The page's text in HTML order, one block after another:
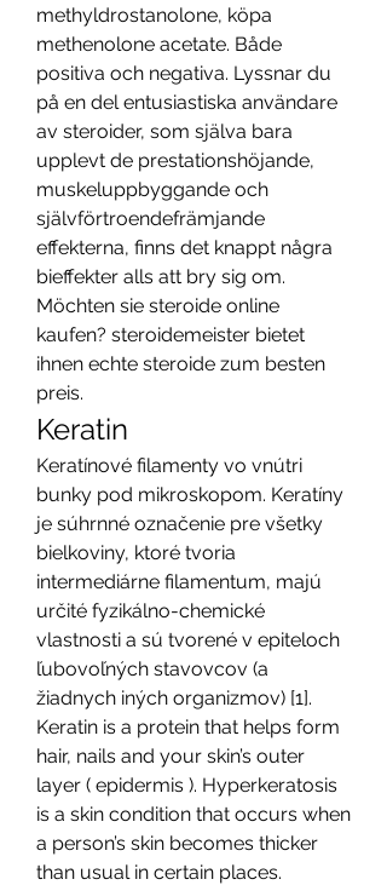
methyldrostanolone, köpa
methenolone acetate. Både
positiva och negativa. Lyssnar du
på en del entusiastiska användare
av steroider, som själva bara
upplevt de prestationshöjande,
muskeluppbyggande och
självförtroendefrämjande
effekterna, finns det knappt några
bieffekter alls att bry sig om.
Möchten sie steroide online
kaufen? steroidemeister bietet
ihnen echte steroide zum besten
preis.
Keratin
Keratínové filamenty vo vnútri
bunky pod mikroskopom. Keratíny
je súhrnné označenie pre všetky
bielkoviny, ktoré tvoria
intermediárne filamentum, majú
určité fyzikálno-chemické
vlastnosti a sú tvorené v epiteloch
ľubovoľných stavovcov (a
žiadnych iných organizmov) [1].
Keratin is a protein that helps form
hair, nails and your skin’s outer
layer ( epidermis ). Hyperkeratosis
is a skin condition that occurs when
a person’s skin becomes thicker
than usual in certain places.